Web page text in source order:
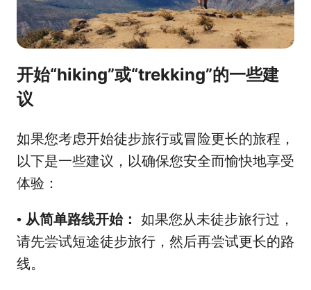
开始“hiking”或“trekking”的一些建
议
如果您考虑开始徒步旅行或冒险更长的旅程，
以下是一些建议，以确保您安全而愉快地享受
体验：
• 从简单路线开始： 如果您从未徒步旅行过，
请先尝试短途徒步旅行，然后再尝试更长的路
线。